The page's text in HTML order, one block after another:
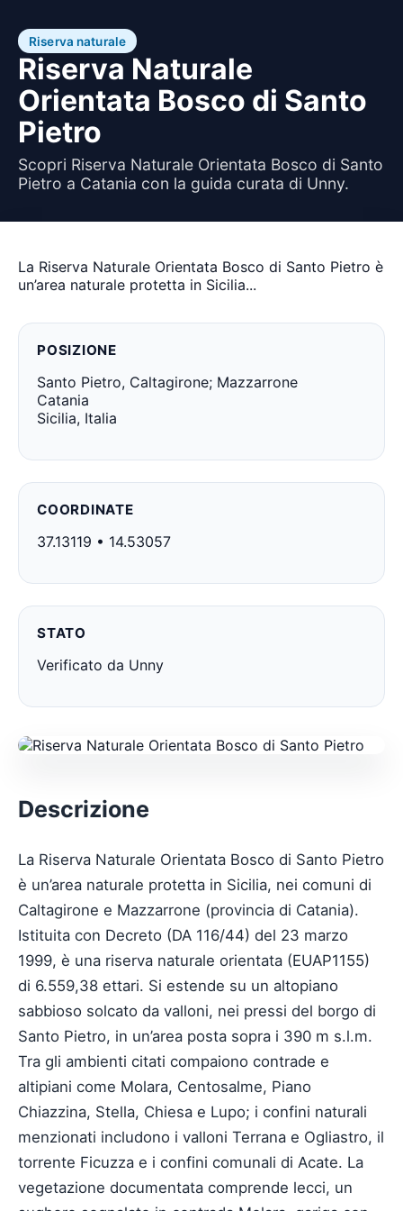
Riserva naturale
Riserva Naturale
Orientata Bosco di Santo
Pietro
Scopri Riserva Naturale Orientata Bosco di Santo
Pietro a Catania con la guida curata di Unny.
La Riserva Naturale Orientata Bosco di Santo Pietro è
un’area naturale protetta in Sicilia...
POSIZIONE
Santo Pietro, Caltagirone; Mazzarrone
Catania
Sicilia, Italia
COORDINATE
37.13119 • 14.53057
STATO
Verificato da Unny
Descrizione
La Riserva Naturale Orientata Bosco di Santo Pietro
è un’area naturale protetta in Sicilia, nei comuni di
Caltagirone e Mazzarrone (provincia di Catania).
Istituita con Decreto (DA 116/44) del 23 marzo
1999, è una riserva naturale orientata (EUAP1155)
di 6.559,38 ettari. Si estende su un altopiano
sabbioso solcato da valloni, nei pressi del borgo di
Santo Pietro, in un’area posta sopra i 390 m s.l.m.
Tra gli ambienti citati compaiono contrade e
altipiani come Molara, Centosalme, Piano
Chiazzina, Stella, Chiesa e Lupo; i confini naturali
menzionati includono i valloni Terrana e Ogliastro, il
torrente Ficuzza e i confini comunali di Acate. La
vegetazione documentata comprende lecci, un